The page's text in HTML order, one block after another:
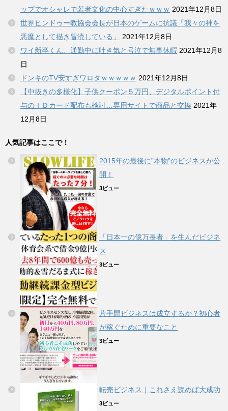
ップでオシャレで若者文化の中心すぎたｗｗｗ 2021年12月8日
世界ヒンドゥー教協会会長が日本のゲームに抗議「我々の神を
悪魔として描き冒涜している」
2021年12月8日
ワイ新卒くん、通勤中に吐き気と号泣で無事休暇 2021年12月8
日
ドンキのTV安すぎワロタｗｗｗｗｗ 2021年12月8日
【中抜きの多様化】子供クーポン５万円、デジタルポイント付
与のＩＤカード配布も検討…専用サイトで商品と交換 2021年
12月8日
人気記事はここで！
2015年の最後に”本物”のビジネスが公
開！
3ビュー
「日本一の億万長者」を生んだビジネ
ス
3ビュー
片手間ビジネスは成立するか？初心者
が稼ぐために重要なこと
3ビュー
転売ビジネス｜これさえ読めば大成功
3ビュー